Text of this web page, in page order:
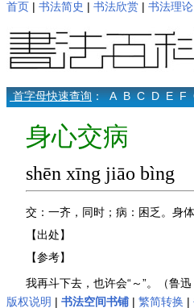
首页 | 书法简史 | 书法欣赏 | 书法理论
首字母快速查询： A B C D E F
身心交病
shēn xīng jiāo bìng
交：一齐，同时；病：困乏。身
【出处】
【参考】
我再斗下去，也许会“～”。（鲁迅
版权说明 | 书法空间书铺 | 繁简转换 |